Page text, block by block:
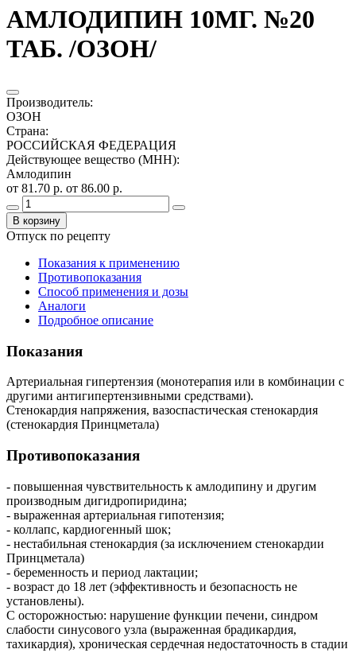
АМЛОДИПИН 10МГ. №20
ТАБ. /ОЗОН/
Производитель:
ОЗОН
Страна:
РОССИЙСКАЯ ФЕДЕРАЦИЯ
Действующее вещество (МНН):
Амлодипин
от 81.70 р. от 86.00 р.
В корзину
Отпуск по рецепту
Показания к применению
Противопоказания
Способ применения и дозы
Аналоги
Подробное описание
Показания
Артериальная гипертензия (монотерапия или в комбинации с
другими антигипертензивными средствами).
Стенокардия напряжения, вазоспастическая стенокардия
(стенокардия Принцметала)
Противопоказания
- повышенная чувствительность к амлодипину и другим
производным дигидропиридина;
- выраженная артериальная гипотензия;
- коллапс, кардиогенный шок;
- нестабильная стенокардия (за исключением стенокардии
Принцметала)
- беременность и период лактации;
- возраст до 18 лет (эффективность и безопасность не
установлены).
С осторожностью: нарушение функции печени, синдром
слабости синусового узла (выраженная брадикардия,
тахикардия), хроническая сердечная недостаточность в стадии